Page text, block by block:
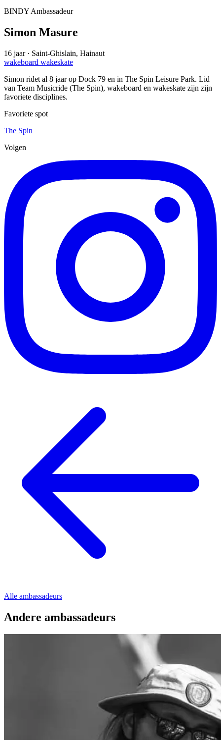
BINDY Ambassadeur
Simon Masure
16 jaar · Saint-Ghislain, Hainaut
wakeboard wakeskate
Simon ridet al 8 jaar op Dock 79 en in The Spin Leisure Park. Lid
van Team Musicride (The Spin), wakeboard en wakeskate zijn zijn
favoriete disciplines.
Favoriete spot
The Spin
Volgen
Alle ambassadeurs
Andere ambassadeurs